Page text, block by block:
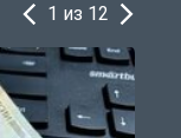
1 из 12